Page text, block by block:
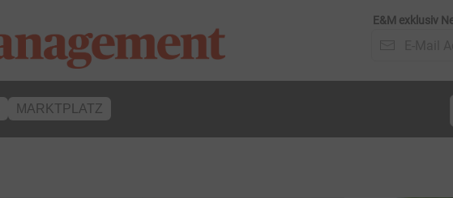
E&M exklusiv
MARKTPLATZ